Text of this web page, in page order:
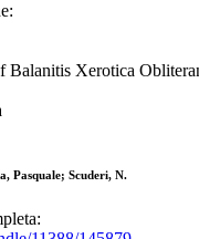
Balanitis Xerotica
Pasquale; Scuderi, N.